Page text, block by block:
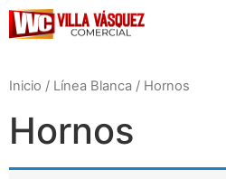
Inicio / Línea Blanca / Hornos
Hornos